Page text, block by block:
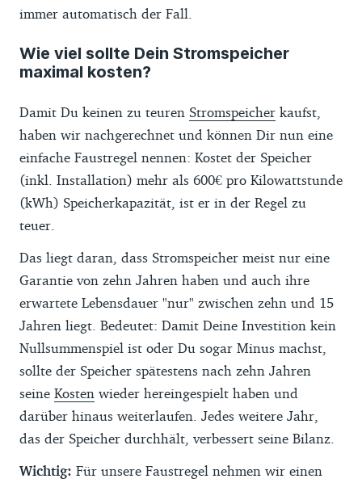
immer automatisch der Fall.
Wie viel sollte Dein Stromspeicher
maximal kosten?
Damit Du keinen zu teuren Stromspeicher kaufst,
haben wir nachgerechnet und können Dir nun eine
einfache Faustregel nennen: Kostet der Speicher
(inkl. Installation) mehr als 600€ pro Kilowattstunde
(kWh) Speicherkapazität, ist er in der Regel zu
teuer.
Das liegt daran, dass Stromspeicher meist nur eine
Garantie von zehn Jahren haben und auch ihre
erwartete Lebensdauer "nur" zwischen zehn und 15
Jahren liegt. Bedeutet: Damit Deine Investition kein
Nullsummenspiel ist oder Du sogar Minus machst,
sollte der Speicher spätestens nach zehn Jahren
seine Kosten wieder hereingespielt haben und
darüber hinaus weiterlaufen. Jedes weitere Jahr,
das der Speicher durchhält, verbessert seine Bilanz.
Wichtig: Für unsere Faustregel nehmen wir einen